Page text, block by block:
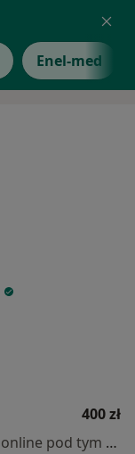
Enel-med
400 zł
Specjalista nie oferuje umawiania online pod tym adresem.